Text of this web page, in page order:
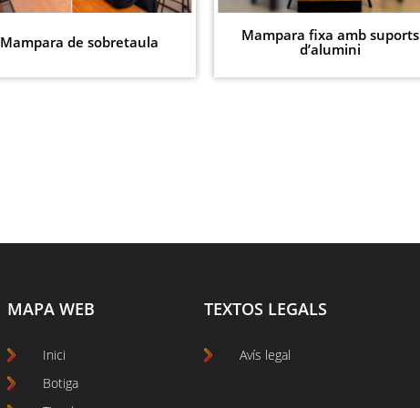
Mampara de sobretaula
Mampara fixa amb suports
d’alumini
MAPA WEB
Inici
Botiga
TEXTOS LEGALS
Avís legal